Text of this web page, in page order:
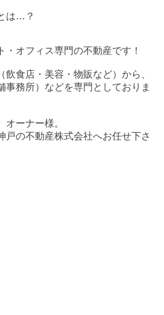
は…？
オフィス専門の不動産です！
食店・美容・物販など）から、
事務所）などを専門としておりま
オーナー様。
戸の不動産株式会社へお任せ下さ